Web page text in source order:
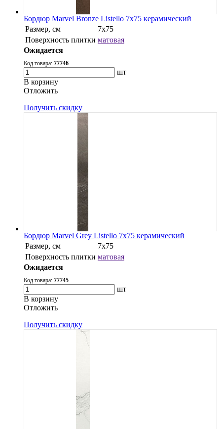
Бордюр Marvel Bronze Listello 7x75 керамический
Размер, см
7x75
Поверхность плитки матовая
Ожидается
Код товара: 77746
шт
В корзину
Oтложить
Получить скидку
Бордюр Marvel Grey Listello 7x75 керамический
Размер, см
7x75
Поверхность плитки матовая
Ожидается
Код товара: 77745
шт
В корзину
Oтложить
Получить скидку